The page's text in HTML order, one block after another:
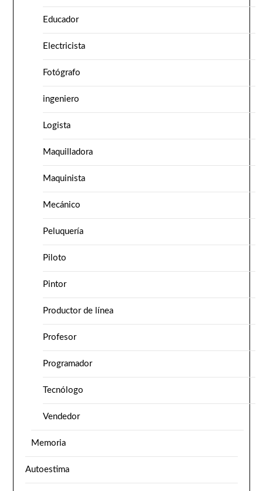
Educador
Electricista
Fotógrafo
ingeniero
Logista
Maquilladora
Maquinista
Mecánico
Peluquería
Piloto
Pintor
Productor de línea
Profesor
Programador
Tecnólogo
Vendedor
Memoria
Autoestima